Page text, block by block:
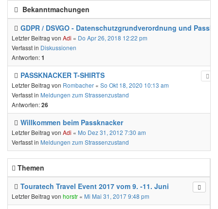
Bekanntmachungen
GDPR / DSVGO - Datenschutzgrundverordnung und
Letzter Beitrag von Adi « Do Apr 26, 2018 12:22 pm
Verfasst in Diskussionen
Antworten:1
PASSKNACKER T-SHIRTS
Letzter Beitrag von Rombacher « So Okt 18, 2020 10:13 am
Verfasst in Meldungen zum Strassenzustand
Antworten:26
Willkommen beim Passknacker
Letzter Beitrag von Adi « Mo Dez 31, 2012 7:30 am
Verfasst in Meldungen zum Strassenzustand
Themen
Touratech Travel Event 2017 vom 9. -11. Juni
Letzter Beitrag von horstr « Mi Mai 31, 2017 9:48 pm